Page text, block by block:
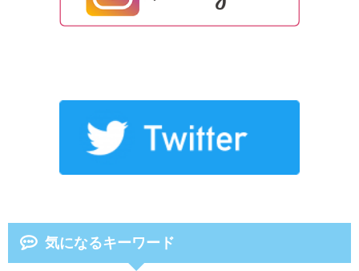
気になるキーワード